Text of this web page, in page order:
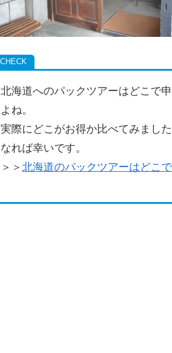
北海道へのパックツアーはどこで
よね。
実際にどこがお得か比べてみまし
なれば幸いです。
＞＞ 北海道のパックツアーはどこ